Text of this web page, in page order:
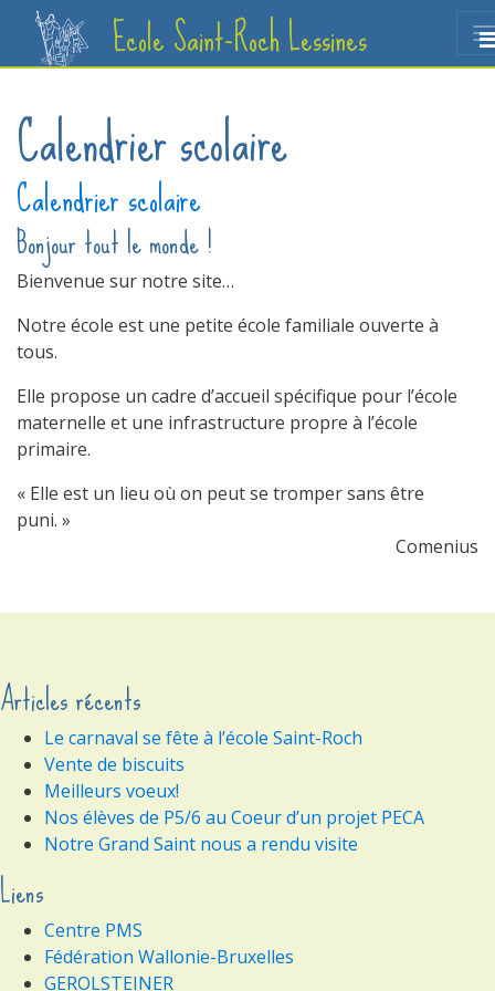
Ecole Saint-Roch Lessines
Calendrier scolaire
Calendrier scolaire
Bonjour tout le monde !
Bienvenue sur notre site…
Notre école est une petite école familiale ouverte à
tous.
Elle propose un cadre d’accueil spécifique pour l’école
maternelle et une infrastructure propre à l’école
primaire.
« Elle est un lieu où on peut se tromper sans être
puni. »
Comenius
Articles récents
Le carnaval se fête à l’école Saint-Roch
Vente de biscuits
Meilleurs voeux!
Nos élèves de P5/6 au Coeur d’un projet PECA
Notre Grand Saint nous a rendu visite
Liens
Centre PMS
Fédération Wallonie-Bruxelles
GEROLSTEINER